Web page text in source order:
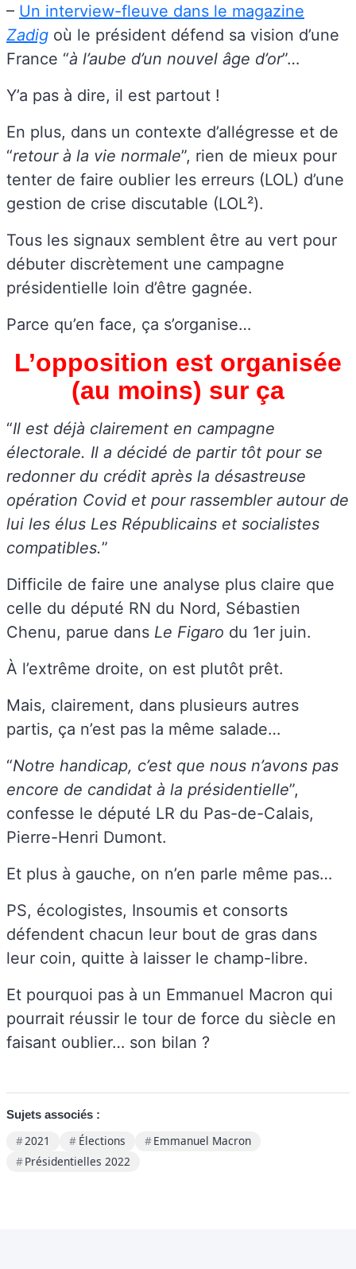
– Un interview-fleuve dans le magazine
Zadig où le président défend sa vision d’une
France “à l’aube d’un nouvel âge d’or”…
Y’a pas à dire, il est partout !
En plus, dans un contexte d’allégresse et de
“retour à la vie normale”, rien de mieux pour
tenter de faire oublier les erreurs (LOL) d’une
gestion de crise discutable (LOL²).
Tous les signaux semblent être au vert pour
débuter discrètement une campagne
présidentielle loin d’être gagnée.
Parce qu’en face, ça s’organise…
L’opposition est organisée
(au moins) sur ça
“Il est déjà clairement en campagne
électorale. Il a décidé de partir tôt pour se
redonner du crédit après la désastreuse
opération Covid et pour rassembler autour de
lui les élus Les Républicains et socialistes
compatibles.”
Difficile de faire une analyse plus claire que
celle du député RN du Nord, Sébastien
Chenu, parue dans Le Figaro du 1er juin.
À l’extrême droite, on est plutôt prêt.
Mais, clairement, dans plusieurs autres
partis, ça n’est pas la même salade…
“Notre handicap, c’est que nous n’avons pas
encore de candidat à la présidentielle”,
confesse le député LR du Pas-de-Calais,
Pierre-Henri Dumont.
Et plus à gauche, on n’en parle même pas…
PS, écologistes, Insoumis et consorts
défendent chacun leur bout de gras dans
leur coin, quitte à laisser le champ-libre.
Et pourquoi pas à un Emmanuel Macron qui
pourrait réussir le tour de force du siècle en
faisant oublier… son bilan ?
Sujets associés :
2021 Élections
Emmanuel Macron
Présidentielles 2022